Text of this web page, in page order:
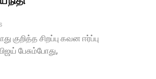
சிறப்பு கவன ஈர்ப்பு
பேசும்போது,